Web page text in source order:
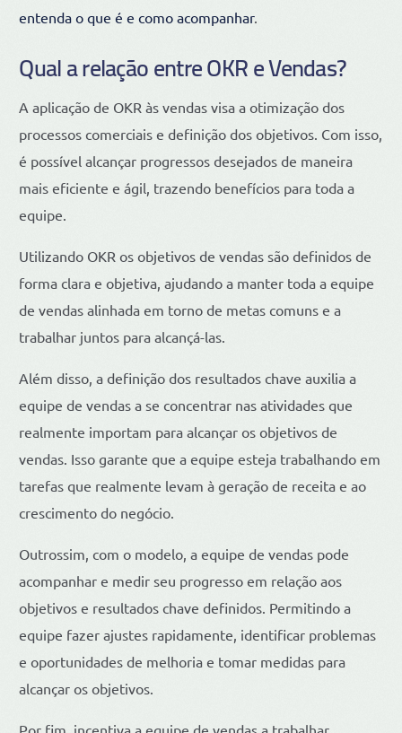
entenda o que é e como acompanhar.
Qual a relação entre OKR e Vendas?
A aplicação de OKR às vendas visa a otimização dos
processos comerciais e definição dos objetivos. Com isso,
é possível alcançar progressos desejados de maneira
mais eficiente e ágil, trazendo benefícios para toda a
equipe.
Utilizando OKR os objetivos de vendas são definidos de
forma clara e objetiva, ajudando a manter toda a equipe
de vendas alinhada em torno de metas comuns e a
trabalhar juntos para alcançá-las.
Além disso, a definição dos resultados chave auxilia a
equipe de vendas a se concentrar nas atividades que
realmente importam para alcançar os objetivos de
vendas. Isso garante que a equipe esteja trabalhando em
tarefas que realmente levam à geração de receita e ao
crescimento do negócio.
Outrossim, com o modelo, a equipe de vendas pode
acompanhar e medir seu progresso em relação aos
objetivos e resultados chave definidos. Permitindo a
equipe fazer ajustes rapidamente, identificar problemas
e oportunidades de melhoria e tomar medidas para
alcançar os objetivos.
Por fim, incentiva a equipe de vendas a trabalhar